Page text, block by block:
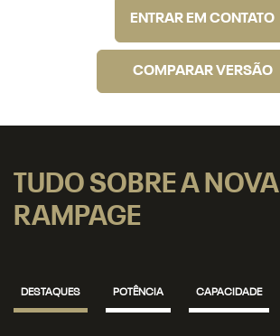
ENTRAR EM CONTATO
COMPARAR VERSÃO
TUDO SOBRE A NOVA
RAMPAGE
DESTAQUES POTÊNCIA CAPACIDADE